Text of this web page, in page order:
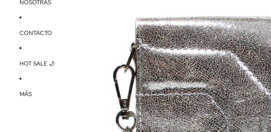
NOSOTRAS
CONTACTO
HOT SALE 🌙
MÁS